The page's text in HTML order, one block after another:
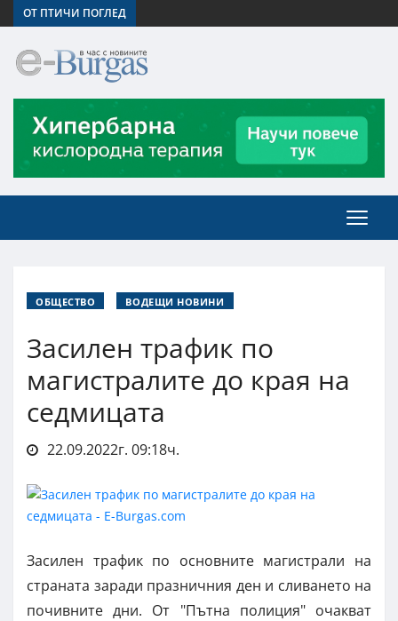
ОТ ПТИЧИ ПОГЛЕД
ОБЩЕСТВО ВОДЕЩИ НОВИНИ
Засилен трафик по
магистралите до края на
седмицата
22.09.2022г. 09:18ч.
Засилен трафик по основните магистрали на
страната заради празничния ден и сливането на
почивните дни. От "Пътна полиция" очакват